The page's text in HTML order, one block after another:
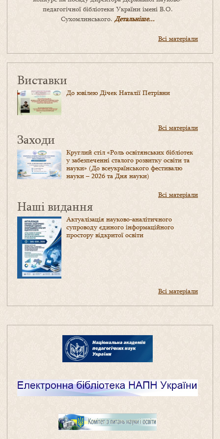
педагогічної бібліотеки України імені В.О.
Сухомлинського. Детальніше...
Всі матеріали
Виставки
До ювілею Дічек Наталії Петрівни
Всі матеріали
Заходи
Круглий стіл «Роль освітянських бібліотек
у забезпеченні сталого розвитку освіти та
науки» (До всеукраїнського фестивалю
науки – 2026 та Дня науки)
Всі матеріали
Наші видання
Актуалізація науково-аналітичного
супроводу єдиного інформаційного
простору відкритої освіти
Всі матеріали